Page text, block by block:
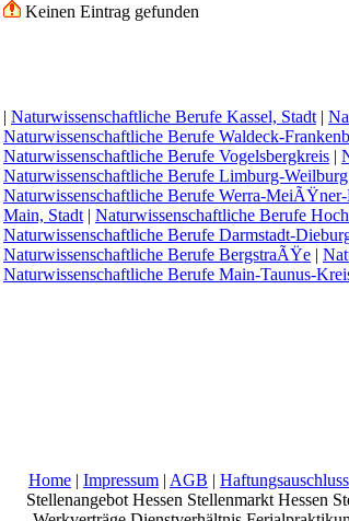
Keinen Eintrag gefunden
| Naturwissenschaftliche Berufe Kassel, Stadt |
Naturwissenschaftliche Berufe Waldeck-
Naturwissenschaftliche Berufe Vogelsbergkreis |
Naturwissenschaftliche Berufe Limburg-Weilburg
Naturwissenschaftliche Berufe Werra-
Main, Stadt | Naturwissenschaftliche Berufe
Naturwissenschaftliche Berufe Darmstadt-
Naturwissenschaftliche Berufe BergstraÃŸe |
Naturwissenschaftliche Berufe Main-Taunus-
Home | Impressum | AGB | Haftungsauschluss
Stellenangebot Hessen Stellenmarkt Hessen